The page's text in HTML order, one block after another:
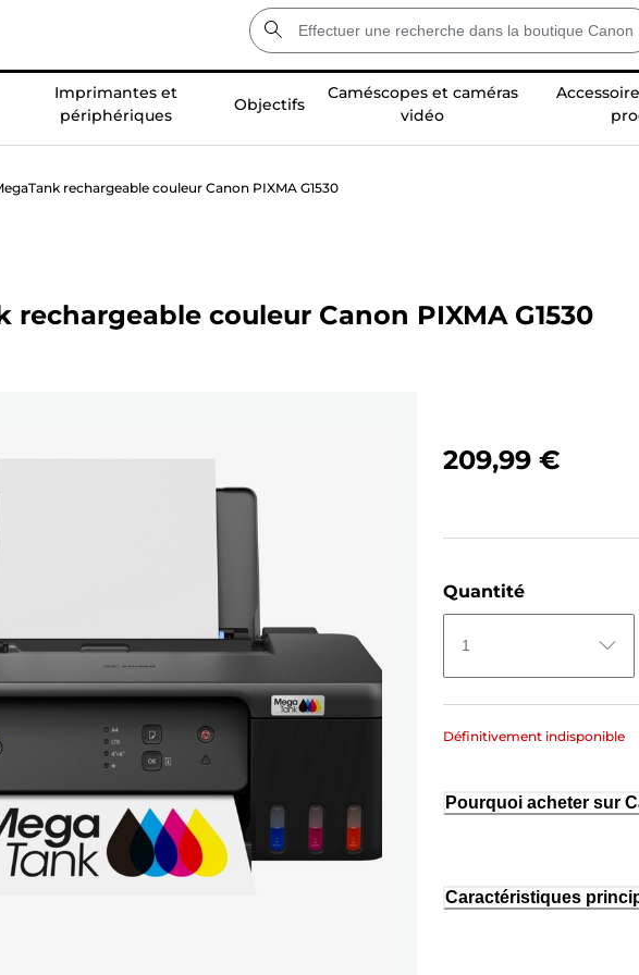
Imprimantes et
périphériques
Objectifs
Caméscopes et caméras
vidéo
rechargeable couleur Canon PIXMA G1530
couleur Canon PIXMA G1530
209,99 €
Quantité
1
Définitivement indisponible
Pourquoi acheter sur
Caractéristiques